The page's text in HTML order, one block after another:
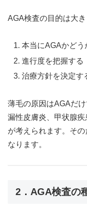
AGA検査の目的は大
本当にAGAかどう
進行度を把握する
治療方針を決定す
薄毛の原因はAGAだ
漏性皮膚炎、甲状腺
が考えられます。その
なります。
2．AGA検査の